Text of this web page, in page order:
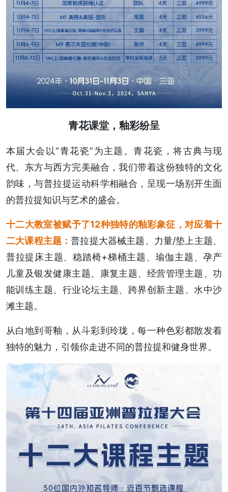
青花课堂，釉彩纷呈
本届大会以“青花瓷”为主题。青花瓷，将古典与现
代、东方与西方完美融合，我们带着这份独特的文化
韵味，与普拉提运动科学相融合，呈现一场别开生面
的普拉提知识与艺术的盛会。
十二大教室被赋予了12种独特的釉彩象征，对应着十
二大课程主题：普拉提大器械主题、力量/垫上主题、
普拉提床主题、稳踏椅+梯桶主题、瑜伽主题、孕产
儿童及银发健康主题、康复主题、经营管理主题、功
能训练主题、行业论坛主题、跨界创新主题、水中沙
滩主题。
从白地到哥釉，从斗彩到玲珑，每一种色彩都散发着
独特的魅力，引领你走进不同的普拉提和健身世界。